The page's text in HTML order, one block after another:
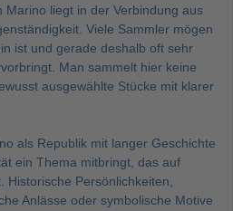
Marino liegt in der Verbindung aus
Viele Sammler mögen
ist und gerade deshalb oft sehr
Man sammelt hier keine
ausgewählte Stücke mit klarer
als Republik mit langer Geschichte
ein Thema mitbringt, das auf
Persönlichkeiten,
Anlässe oder symbolische Motive